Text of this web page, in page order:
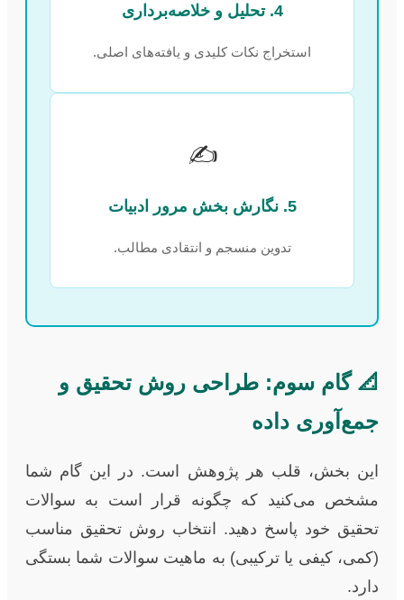
4. تحلیل و خلاصه‌برداری
استخراج نکات کلیدی و یافته‌های اصلی.
✍️
5. نگارش بخش مرور ادبیات
تدوین منسجم و انتقادی مطالب.
📐 گام سوم: طراحی روش تحقیق و
جمع‌آوری داده
این بخش، قلب هر پژوهش است. در این گام شما
مشخص می‌کنید که چگونه قرار است به سوالات
تحقیق خود پاسخ دهید. انتخاب روش تحقیق مناسب
(کمی، کیفی یا ترکیبی) به ماهیت سوالات شما بستگی
دارد.